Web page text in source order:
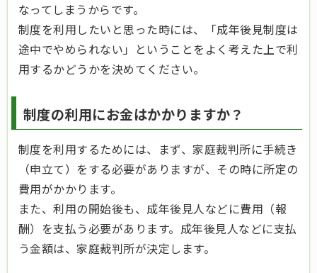
なってしまうからです。
制度を利用したいと思った時には、「成年後見制度は
途中でやめられない」ということをよく考えた上で利
用するかどうかを決めてください。
制度の利用にお金はかかりますか？
制度を利用するためには、まず、家庭裁判所に手続き
（申立て）をする必要がありますが、その時に所定の
費用がかかります。
また、利用の開始後も、成年後見人などに費用（報
酬）を支払う必要があります。成年後見人などに支払
う金額は、家庭裁判所が決定します。